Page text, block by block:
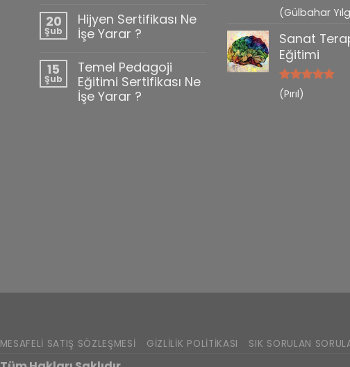
20
Şub
Hijyen Sertifikası Ne
İşe Yarar ?
15
Şub
Temel Pedagoji
Eğitimi Sertifikası Ne
İşe Yarar ?
5 üzerinden
5
(Gülbahar
Sanat
Eğitimi
5 üzerinden
5
oy aldı
(Pırıl)
MESAFELI SATIŞ SÖZLEŞMESI GIZLILIK POLITIKASI SIK SORULAN